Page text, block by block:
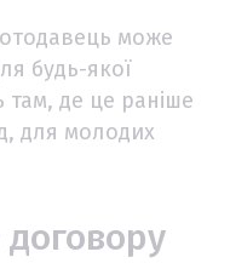
може
будь-якої
там, де це раніше
для молодих